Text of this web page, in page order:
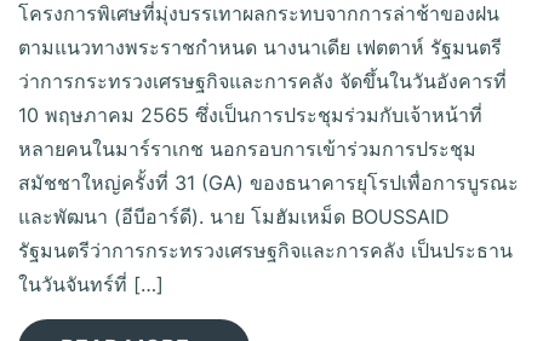
โครงการพิเศษที่มุ่งบรรเทาผลกระทบจากการล่าช้าของฝน
ตามแนวทางพระราชกำหนด นางนาเดีย เฟตตาห์ รัฐมนตรี
ว่าการกระทรวงเศรษฐกิจและการคลัง จัดขึ้นในวันอังคารที่
10 พฤษภาคม 2565 ซึ่งเป็นการประชุมร่วมกับเจ้าหน้าที่
หลายคนในมาร์ราเกช นอกรอบการเข้าร่วมการประชุม
สมัชชาใหญ่ครั้งที่ 31 (GA) ของธนาคารยุโรปเพื่อการบูรณะ
และพัฒนา (อีบีอาร์ดี). นาย โมฮัมเหม็ด BOUSSAID
รัฐมนตรีว่าการกระทรวงเศรษฐกิจและการคลัง เป็นประธาน
ในวันจันทร์ที่ […]